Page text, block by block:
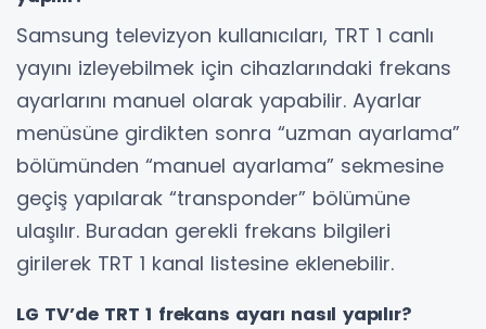
Samsung televizyon kullanıcıları, TRT 1 canlı
yayını izleyebilmek için cihazlarındaki frekans
ayarlarını manuel olarak yapabilir. Ayarlar
menüsüne girdikten sonra “uzman ayarlama”
bölümünden “manuel ayarlama” sekmesine
geçiş yapılarak “transponder” bölümüne
ulaşılır. Buradan gerekli frekans bilgileri
girilerek TRT 1 kanal listesine eklenebilir.
LG TV’de TRT 1 frekans ayarı nasıl yapılır?